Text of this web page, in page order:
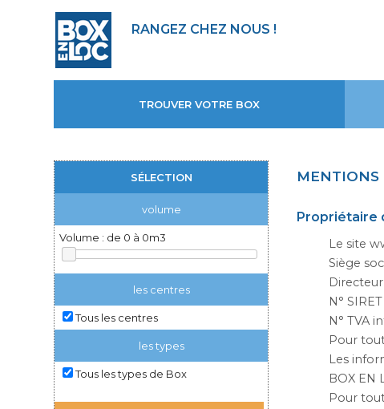
RANGEZ CHEZ NOUS !
TROUVER VOTRE BOX
SÉLECTION
volume
Volume : de 0 à 0m3
les centres
Tous les centres
les types
Tous les types de Box
MENTIONS
Propriétaire
Le site
Siège
N°
N° TVA
Pour
Les
BOX EN
Pour